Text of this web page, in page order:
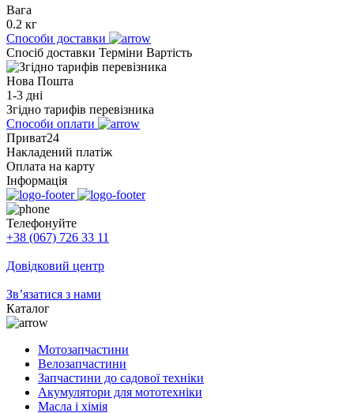
Вага
0.2 кг
Способи доставки
Спосіб доставки Терміни Вартість
Нова Пошта
1-3 дні
Згідно тарифів перевізника
Способи оплати
Приват24
Накладений платіж
Оплата на карту
Інформація
Телефонуйте
+38 (067) 726 33 11
Довідковий центр
Зв’язатися з нами
Каталог
Мотозапчастини
Велозапчастини
Запчастини до садової техніки
Акумулятори для мототехніки
Масла і хімія